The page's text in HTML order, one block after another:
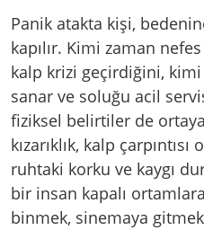
Panik atakta kişi,
kapılır. Kimi zaman
kalp krizi geçirdiğini, kimi
sanar ve soluğu acil
fiziksel belirtiler de
kızarıklık, kalp
ruhtaki korku ve kaygı
bir insan kapalı
binmek, sinemaya